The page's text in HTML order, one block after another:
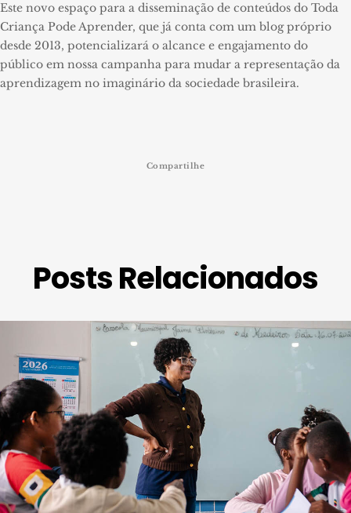
Este novo espaço para a disseminação de conteúdos do Toda
Criança Pode Aprender, que já conta com um blog próprio
desde 2013, potencializará o alcance e engajamento do
público em nossa campanha para mudar a representação da
aprendizagem no imaginário da sociedade brasileira.
Compartilhe
Posts Relacionados